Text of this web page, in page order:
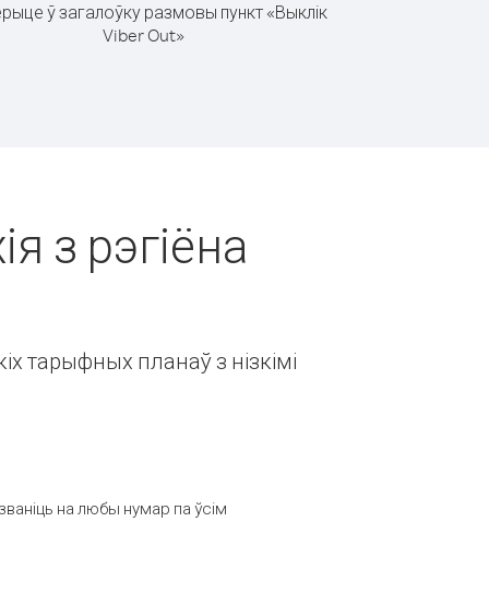
ў загалоўку размовы пункт «Выклік
Viber Out»
з рэгіёна
тарыфных планаў з нізкімі
на любы нумар па ўсім